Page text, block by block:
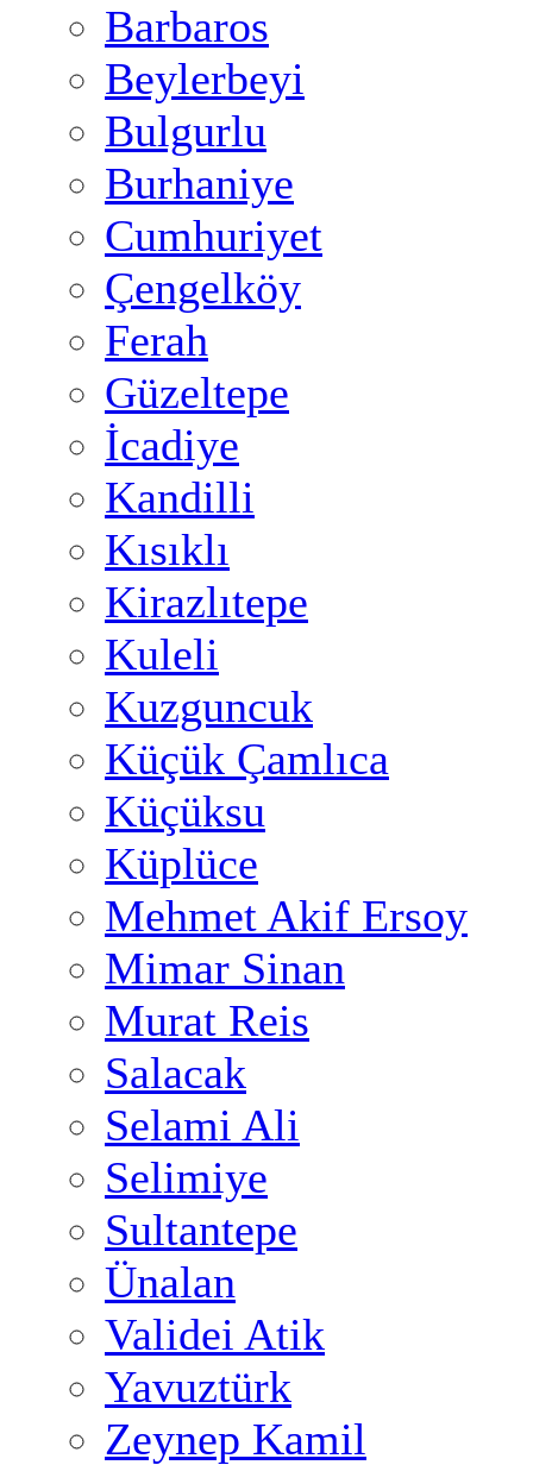
Barbaros
Beylerbeyi
Bulgurlu
Burhaniye
Cumhuriyet
Çengelköy
Ferah
Güzeltepe
İcadiye
Kandilli
Kısıklı
Kirazlıtepe
Kuleli
Kuzguncuk
Küçük Çamlıca
Küçüksu
Küplüce
Mehmet Akif Ersoy
Mimar Sinan
Murat Reis
Salacak
Selami Ali
Selimiye
Sultantepe
Ünalan
Validei Atik
Yavuztürk
Zeynep Kamil